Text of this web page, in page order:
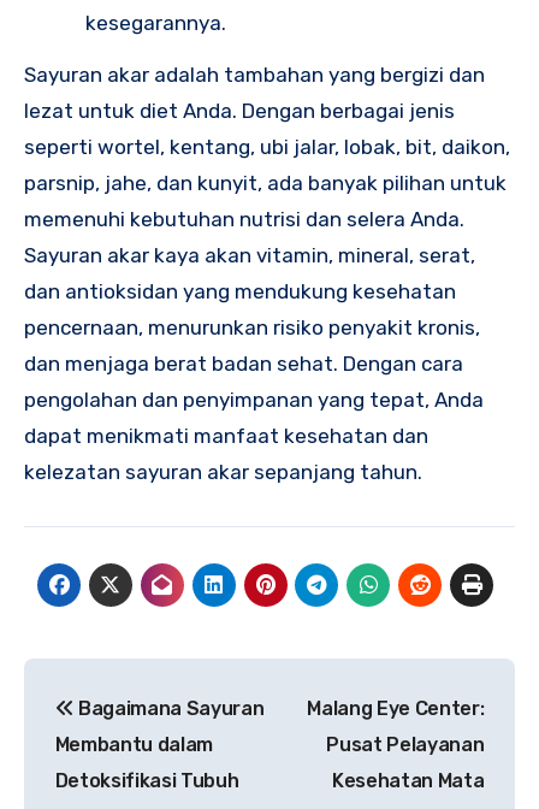
kesegarannya.
Sayuran akar adalah tambahan yang bergizi dan
lezat untuk diet Anda. Dengan berbagai jenis
seperti wortel, kentang, ubi jalar, lobak, bit, daikon,
parsnip, jahe, dan kunyit, ada banyak pilihan untuk
memenuhi kebutuhan nutrisi dan selera Anda.
Sayuran akar kaya akan vitamin, mineral, serat,
dan antioksidan yang mendukung kesehatan
pencernaan, menurunkan risiko penyakit kronis,
dan menjaga berat badan sehat. Dengan cara
pengolahan dan penyimpanan yang tepat, Anda
dapat menikmati manfaat kesehatan dan
kelezatan sayuran akar sepanjang tahun.
pos
Bagaimana Sayuran
Membantu dalam
Detoksifikasi Tubuh
Malang Eye Center:
Pusat Pelayanan
Kesehatan Mata